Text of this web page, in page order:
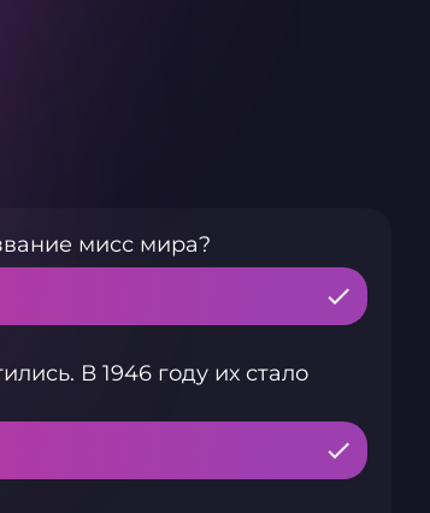
мисс мира?
В 1946 году их стало